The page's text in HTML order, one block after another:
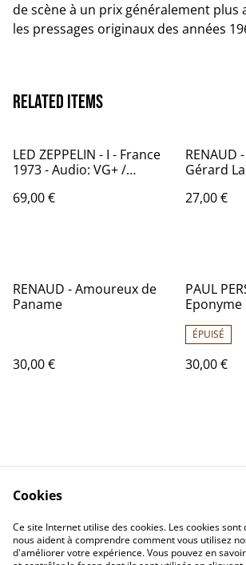
de scène à un prix généralement plus
les pressages originaux des années
Related items
LED ZEPPELIN - I - France
1973 - Audio: VG+ /
69,00 €
RENAUD
Gérard
27,00 €
RENAUD - Amoureux de
Paname
30,00 €
PAUL
Eponyme
ÉPUISÉ
30,00 €
Politique de
confidentialité
Politique
Calendrier:
Cookies
Ce site Internet utilise des cookies. Les cookies
nous aident à comprendre comment vous utilisez
d'améliorer votre expérience. Vous pouvez en